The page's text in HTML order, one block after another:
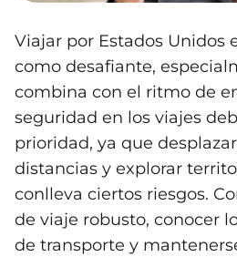
Viajar por Estados Unidos
como desafiante,
combina con el ritmo de
seguridad en los viajes
prioridad, ya que
distancias y explorar
conlleva ciertos riesgos.
de viaje robusto, conocer
de transporte y